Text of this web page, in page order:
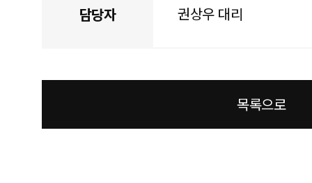
담당자 권상우 대리
목록으로